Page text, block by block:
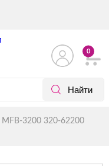
0
3200 320-62200